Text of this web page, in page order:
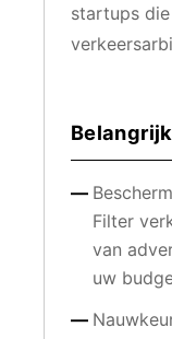
startups
Filter
van
uw